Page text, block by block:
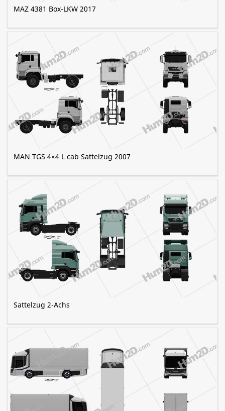
MAZ 4381 Box-LKW 2017
MAN TGS 4×4 L cab Sattelzug 2007
Sattelzug 2-Achs